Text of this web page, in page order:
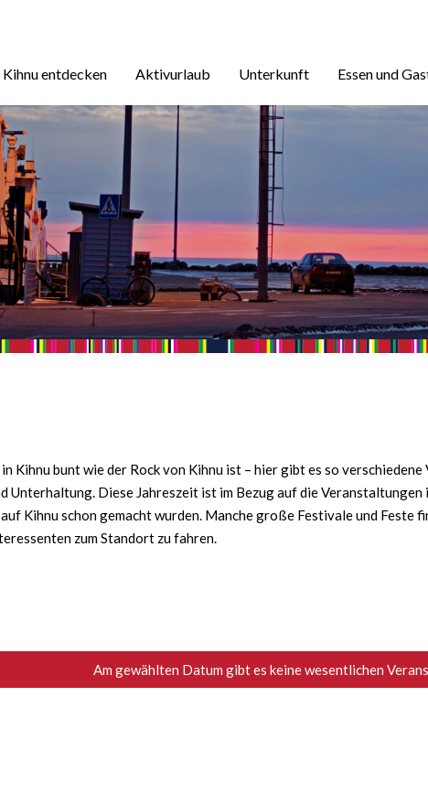
Kihnu entdecken Aktivurlaub Unterkunft Essen und
Kihnu bunt wie der Rock von Kihnu ist – hier gibt es so
Unterhaltung. Diese Jahreszeit ist im Bezug auf die
Kihnu schon gemacht wurden. Manche große Festivale und Feste
zum Standort zu fahren.
Am gewählten Datum gibt es keine wesentlichen